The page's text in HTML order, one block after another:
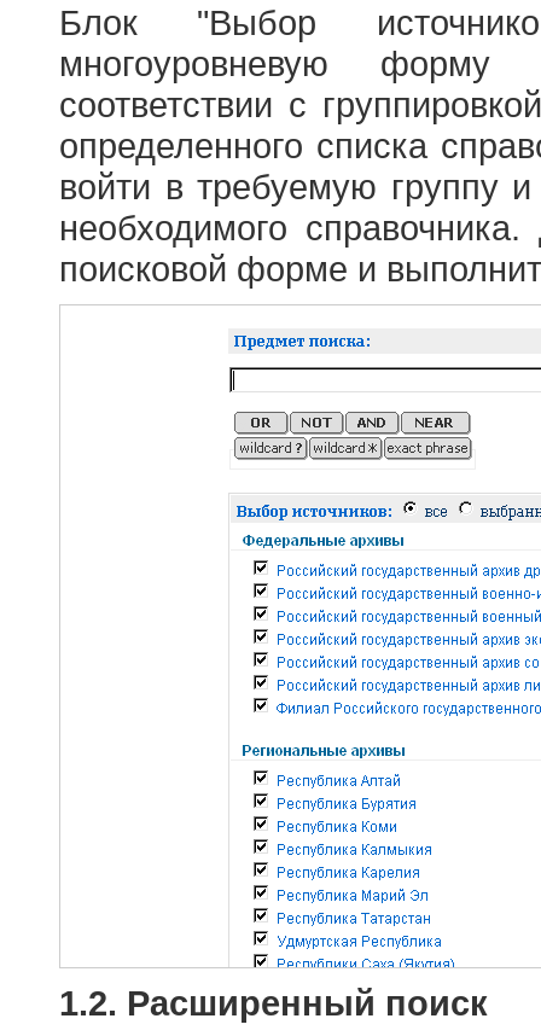
Блок "Выбор
многоуровневую форму
соответствии с
определенного списка
войти в требуемую группу и
необходимого
поисковой форме и
1.2. Расширенный поиск